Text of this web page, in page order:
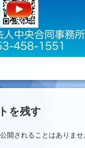
を残す
開されることはありませ